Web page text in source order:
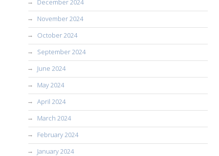
December 2024
November 2024
October 2024
September 2024
June 2024
May 2024
April 2024
March 2024
February 2024
January 2024